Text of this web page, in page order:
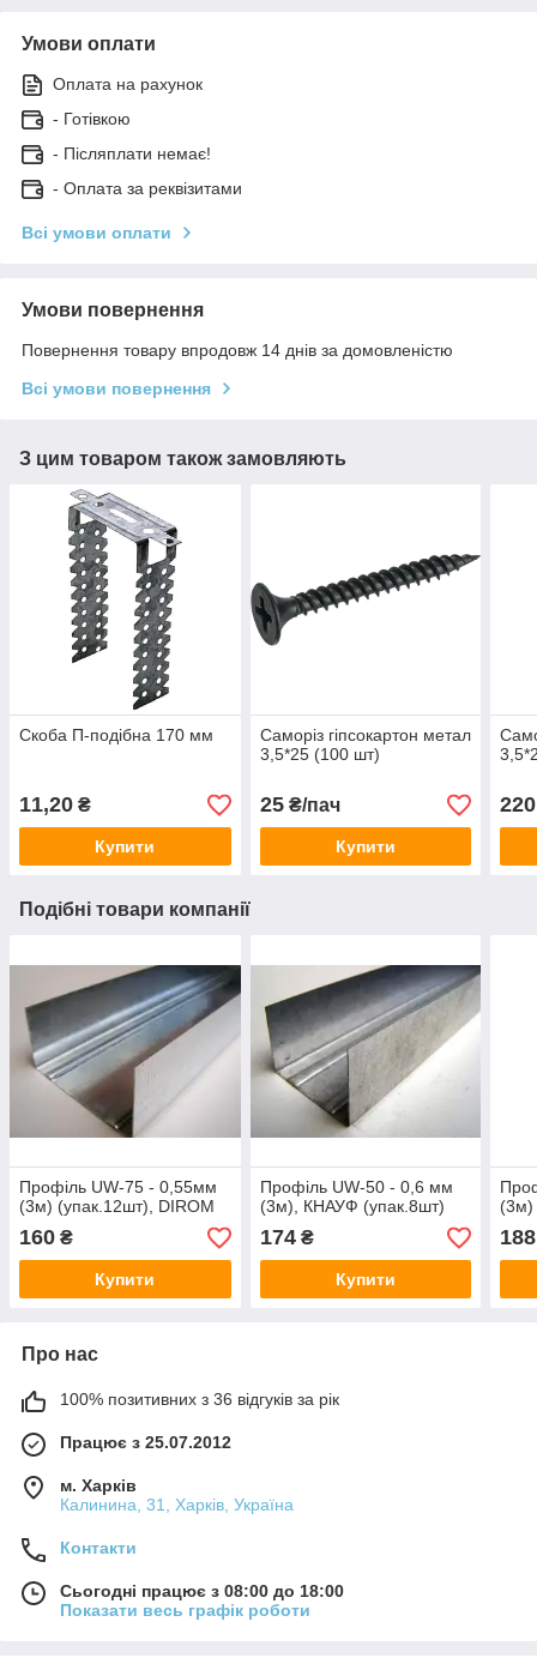
Умови оплати
Оплата на рахунок
- Готівкою
- Післяплати немає!
- Оплата за реквізитами
Всі умови оплати
Умови повернення
Повернення товару впродовж 14 днів за домовленістю
Всі умови повернення
З цим товаром також замовляють
Скоба П-подібна 170 мм
11,20 ₴
Купити
Саморіз гіпсокартон метал
3,5*25 (100 шт)
25₴/пач
Купити
220
Подібні товари компанії
Профіль UW-75 - 0,55мм
(3м) (упак.12шт), DIROM
160 ₴
Купити
Профіль UW-50 - 0,6 мм
(3м), КНАУФ (упак.8шт)
174₴
Купити
(3м)
188
Про нас
100% позитивних з 36 відгуків за рік
Працює з 25.07.2012
м. Харків
Калинина, 31, Харків, Україна
Контакти
Сьогодні працює з 08:00 до 18:00
Показати весь графік роботи